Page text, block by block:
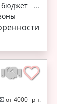
...
от 4000 грн.